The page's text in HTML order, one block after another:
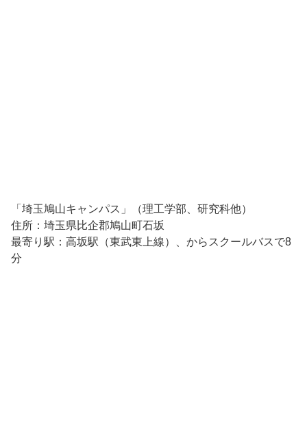
「埼玉鳩山キャンパス」（理工学部、研究科他）
住所：埼玉県比企郡鳩山町石坂
最寄り駅：高坂駅（東武東上線）、からスクールバスで8
分